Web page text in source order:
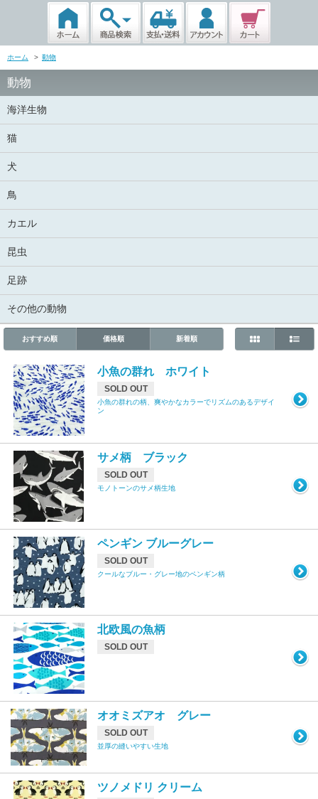
ホーム > 動物
動物
海洋生物
猫
犬
鳥
カエル
昆虫
足跡
その他の動物
おすすめ順 価格順 新着順
小魚の群れ ホワイト
SOLD OUT
小魚の群れの柄、爽やかなカラーでリズムのあるデザイ
ン
サメ柄 ブラック
SOLD OUT
モノトーンのサメ柄生地
ペンギン ブルーグレー
SOLD OUT
クールなブルー・グレー地のペンギン柄
北欧風の魚柄
SOLD OUT
オオミズアオ グレー
SOLD OUT
並厚の縫いやすい生地
ツノメドリ クリーム